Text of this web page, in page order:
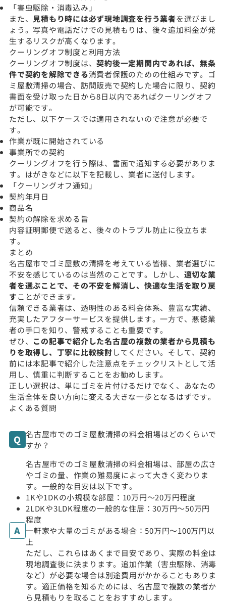
「害虫駆除・消毒込み」
また、 見積もり時には必ず現地調査を行う業者を選びまし
ょう。写真や電話だけでの見積もりは、後々追加料金が発
生するリスクが高くなります。
クーリングオフ制度と利用方法
クーリングオフ制度は、契約後一定期間内であれば、無条
件で契約を解除できる消費者保護のための仕組みです。ゴ
ミ屋敷清掃の場合、訪問販売で契約した場合に限り、契約
書面を受け取った日から8日以内であればクーリングオフ
が可能です。
ただし、以下ケースでは適用されないので注意が必要で
す。
作業が既に開始されている
事業所での契約
クーリングオフを行う際は、書面で通知する必要がありま
す。はがきなどに以下を記載し、業者に送付します。
「クーリングオフ通知」
契約年月日
商品名
契約の解除を求める旨
内容証明郵便で送ると、後々のトラブル防止に役立ちま
す。
まとめ
名古屋市でゴミ屋敷の清掃を考えている皆様、業者選びに
不安を感じているのは当然のことです。しかし、 適切な業
者を選ぶことで、その不安を解消し、快適な生活を取り戻
すことができます。
信頼できる業者は、透明性のある料金体系、豊富な実績、
充実したアフターサービスを提供します。一方で、悪徳業
者の手口を知り、警戒することも重要です。
ぜひ、 この記事で紹介した名古屋の複数の業者から見積も
りを取得し、丁寧に比較検討してください。そして、契約
前には本記事で紹介した注意点をチェックリストとして活
用し、慎重に判断することをお勧めします。
正しい選択は、単にゴミを片付けるだけでなく、あなたの
生活全体を良い方向に変える大きな一歩となるはずです。
よくある質問
名古屋市でのゴミ屋敷清掃の料金相場はどのくらいで
すか？
名古屋市でのゴミ屋敷清掃の料金相場は、部屋の広さ
やゴミの量、作業の難易度によって大きく変わりま
す。一般的な目安は以下です。
1Kや1DKの小規模な部屋：10万円〜20万円程度
2LDKや3LDK程度の一般的な住居：30万円〜50万円
程度
一軒家や大量のゴミがある場合：50万円〜100万円以
上
ただし、これらはあくまで目安であり、実際の料金は
現地調査後に決まります。追加作業（害虫駆除、消毒
など）が必要な場合は別途費用がかかることもありま
す。適正価格を知るためには、名古屋で複数の業者か
ら見積もりを取ることをおすすめします。